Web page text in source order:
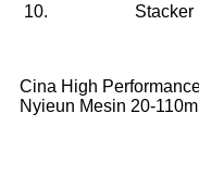
10. Stacker
Cina High
Nyieun Mesin 20-